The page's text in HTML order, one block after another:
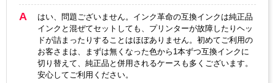
型番
L
-Y-L
L
-M-L
-C-L
L
カラ
ー
ライ
トマ
ゼン
タ
イエ
ロー
ライ
トシ
アン
マゼ
ンタ
シア
ン
ブラ
ック
はい、問題ございません。インク革命の互換インクは純正品
インクと混ぜてセットしても、プリンターが故障したりヘッ
ドが詰まったりすることはほぼありません。初めてご利用の
お客さまは、まずは無くなった色から1本ずつ互換インクに
切り替えて、純正品と併用されるケースも多くございます。
安心してご利用ください。